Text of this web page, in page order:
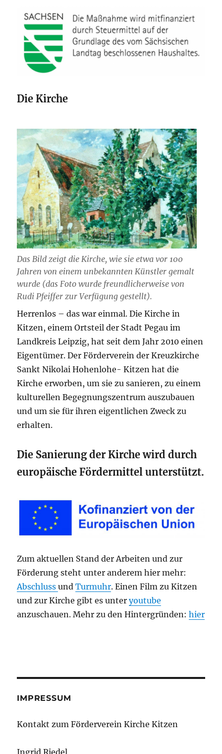
Die Kirche
Das Bild zeigt die Kirche, wie sie etwa vor 100
Jahren von einem unbekannten Künstler gemalt
wurde (das Foto wurde freundlicherweise von
Rudi Pfeiffer zur Verfügung gestellt).
Herrenlos – das war einmal. Die Kirche in
Kitzen, einem Ortsteil der Stadt Pegau im
Landkreis Leipzig, hat seit dem Jahr 2010 einen
Eigentümer. Der Förderverein der Kreuzkirche
Sankt Nikolai Hohenlohe- Kitzen hat die
Kirche erworben, um sie zu sanieren, zu einem
kulturellen Begegnungszentrum auszubauen
und um sie für ihren eigentlichen Zweck zu
erhalten.
Die Sanierung der Kirche wird durch
europäische Fördermittel unterstützt.
Zum aktuellen Stand der Arbeiten und zur
Förderung steht unter anderem hier mehr:
AbschlussundTurmuhr. Einen Film zu Kitzen
und zur Kirche gibt es unteryoutube
anzuschauen. Mehr zu den Hintergründen:hier
IMPRESSUM
Kontakt zum Förderverein Kirche Kitzen
Ingrid Riedel